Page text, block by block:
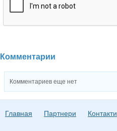
Комментарии
Комментариев еще нет
Главная Партнери Контакти